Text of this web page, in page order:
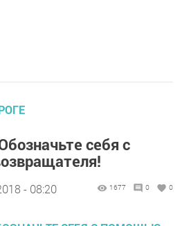
себя с
- 08:20 1677 0 0